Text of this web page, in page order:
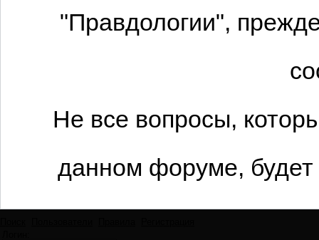
"Правдологии",
Не все вопросы,
данном форуме,